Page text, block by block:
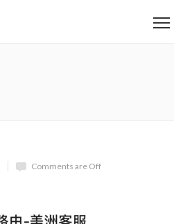
Comments are Off